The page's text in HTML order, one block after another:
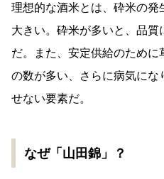
理想的な酒米とは、砕米の
大きい。砕米が多いと、品
だ。また、安定供給のため
の数が多い、さらに病気に
せない要素だ。
なぜ「山田錦」？